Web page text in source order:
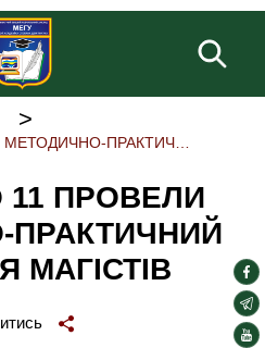
11 ПРОВЕЛИ
МАГІСТІВ